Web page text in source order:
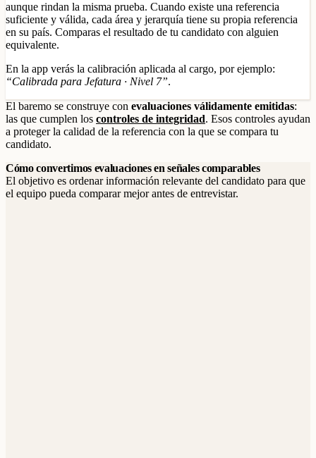
aunque rindan la misma prueba. Cuando existe una referencia
suficiente y válida, cada área y jerarquía tiene su propia referencia
en su país. Comparas el resultado de tu candidato con alguien
equivalente.
En la app verás la calibración aplicada al cargo, por ejemplo:
“Calibrada para Jefatura · Nivel 7”.
El baremo se construye con evaluaciones válidamente emitidas:
las que cumplen los controles de integridad. Esos controles ayudan
a proteger la calidad de la referencia con la que se compara tu
candidato.
Cómo convertimos evaluaciones en señales comparables
El objetivo es ordenar información relevante del candidato para que
el equipo pueda comparar mejor antes de entrevistar.